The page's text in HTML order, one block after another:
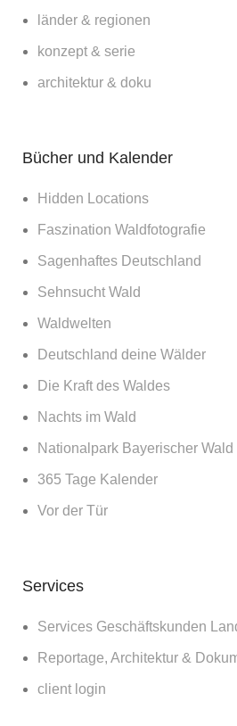
länder & regionen
konzept & serie
architektur & doku
Bücher und Kalender
Hidden Locations
Faszination Waldfotografie
Sagenhaftes Deutschland
Sehnsucht Wald
Waldwelten
Deutschland deine Wälder
Die Kraft des Waldes
Nachts im Wald
Nationalpark Bayerischer Wald
365 Tage Kalender
Vor der Tür
Services
Services Geschäftskunden
Reportage, Architektur &
client login